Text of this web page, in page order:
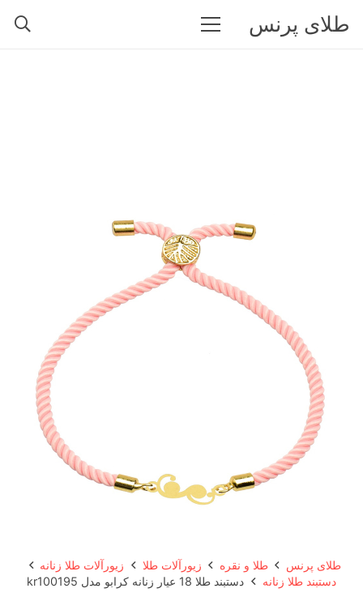
طلای پرنس
طلای پرنس طلا و نقره زیورآلات طلا
زیورآلات طلا زنانه
دستبند طلا زنانه
دستبند طلا 18 عیار زنانه کرابو مدل kr100195